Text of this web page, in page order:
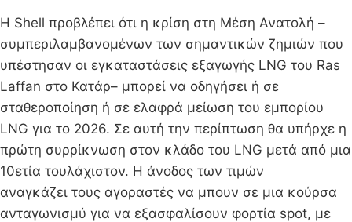
Η Shell προβλέπει ότι η κρίση στη Μέση Ανατολή –
συμπεριλαμβανομένων των σημαντικών ζημιών που
υπέστησαν οι εγκαταστάσεις εξαγωγής LNG του Ras
Laffan στο Κατάρ– μπορεί να οδηγήσει ή σε
σταθεροποίηση ή σε ελαφρά μείωση του εμπορίου
LNG για το 2026. Σε αυτή την περίπτωση θα υπήρχε η
πρώτη συρρίκνωση στον κλάδο του LNG μετά από μια
10ετία τουλάχιστον. Η άνοδος των τιμών
αναγκάζει τους αγοραστές να μπουν σε μια κούρσα
ανταγωνισμύ για να εξασφαλίσουν φορτία spot, με